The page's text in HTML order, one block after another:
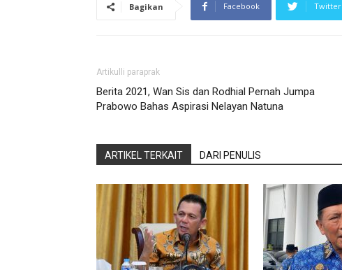
Bagikan Facebook Twitter
Artikulli paraprak
Berita 2021, Wan Sis dan Rodhial Pernah Jumpa
Prabowo Bahas Aspirasi Nelayan Natuna
ARTIKEL TERKAIT DARI PENULIS